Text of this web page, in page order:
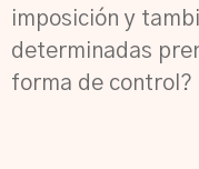
imposición y
determinadas
forma de control?